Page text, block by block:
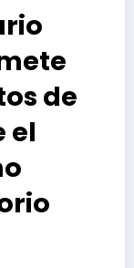
de
el